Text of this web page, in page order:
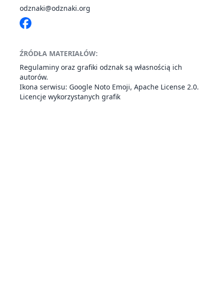
odznaki@odznaki.org
ŹRÓDŁA MATERIAŁÓW:
Regulaminy oraz grafiki odznak są własnością ich
autorów.
Ikona serwisu: Google Noto Emoji, Apache License 2.0.
Licencje wykorzystanych grafik